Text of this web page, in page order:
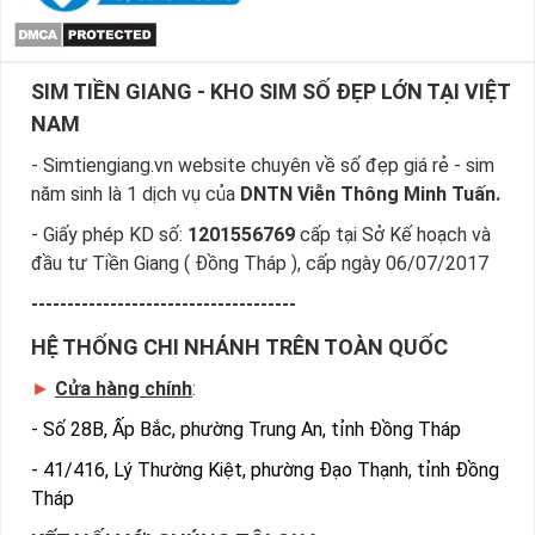
huyền thoại vững chắc như 4 trụ cột linh thiên của vũ trụ, bộ
sim tứ quý đuôicó 4 dãy số trùng liền nhau ở cuối cùng.
( VD 097*7777 - 091*9999 - 090*8888 ... ) bộ sim tứ quý
giữa ( VD 097*7777* - 091* 9999* - 090*8888* ...) mỗi bộ
sim tứ quý đều mang ý nghĩa khác nhau, vy vọng mang đến
công danh sự nghiệp vững chắc cho chủ nhân của nó.
SIM TIỀN GIANG - KHO SIM SỐ ĐẸP LỚN TẠI VIỆT
NAM
- Simtiengiang.vn website chuyên về số đẹp giá rẻ - sim
năm sinh là 1 dịch vụ của DNTN Viễn Thông Minh Tuấn.
- Giấy phép KD số: 1201556769 cấp tại Sở Kế hoạch và
đầu tư Tiền Giang ( Đồng Tháp ), cấp ngày 06/07/2017
-------------------------------------
HỆ THỐNG CHI NHÁNH TRÊN TOÀN QUỐC
► Cửa hàng chính:
- Số 28B, Ấp Bắc, phường Trung An, tỉnh Đồng Tháp
- 41/416, Lý Thường Kiệt, phường Đạo Thạnh, tỉnh Đồng
Tháp